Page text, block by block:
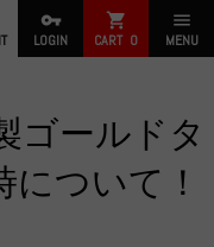
vpn_key
LOGIN
shopping_cart
CART 0
menu
MENU
ゴールドタ
ついて！